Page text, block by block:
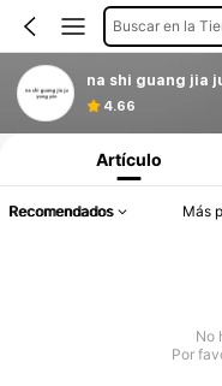
Buscar en la
na shi guang jia
4.66
Artículo
Recomendados Más
No
Por